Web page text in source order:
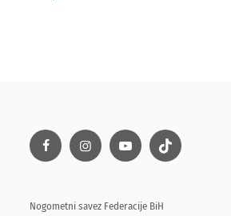
Nogometni savez Federacije BiH